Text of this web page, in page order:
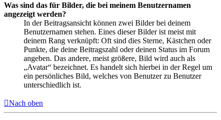
Was sind das für Bilder, die bei meinem Benutzernamen
angezeigt werden?
In der Beitragsansicht können zwei Bilder bei deinem
Benutzernamen stehen. Eines dieser Bilder ist meist mit
deinem Rang verknüpft: Oft sind dies Sterne, Kästchen oder
Punkte, die deine Beitragszahl oder deinen Status im Forum
angeben. Das andere, meist größere, Bild wird auch als
„Avatar“ bezeichnet. Es handelt sich hierbei in der Regel um
ein persönliches Bild, welches von Benutzer zu Benutzer
unterschiedlich ist.
Nach oben